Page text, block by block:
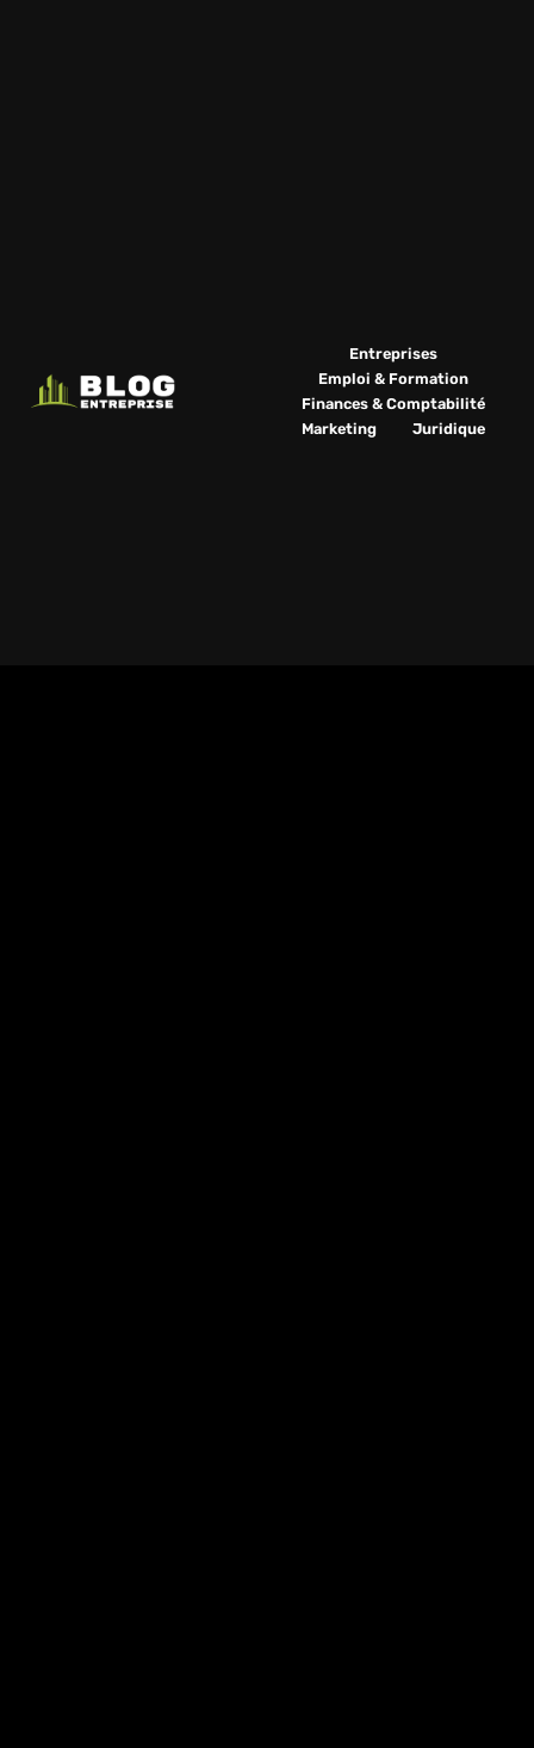
Entreprises
Emploi & Formation
Finances & Comptabilité
Marketing
Juridique